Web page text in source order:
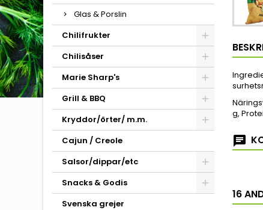
Glas & Porslin
Chilifrukter
Chilisåser
Marie Sharp's
Grill & BBQ
Kryddor/örter/ m.m.
Cajun / Creole
Salsor/dippar/etc
Snacks & Godis
Svenska grejer
g,
16